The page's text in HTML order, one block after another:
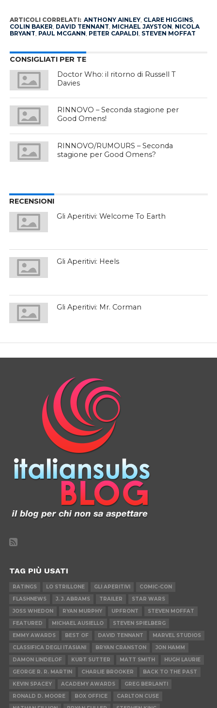
ARTICOLI CORRELATI: ANTHONY AINLEY, CLARE HIGGINS,
COLIN BAKER, DAVID TENNANT, MICHAEL JAYSTON, NICOLA
BRYANT, PAUL MCGANN, PETER CAPALDI, STEVEN MOFFAT
CONSIGLIATI PER TE
Doctor Who: il ritorno di Russell T
Davies
RINNOVO – Seconda stagione per
Good Omens!
RINNOVO/RUMOURS – Seconda
stagione per Good Omens?
RECENSIONI
Gli Aperitivi: Welcome To Earth
Gli Aperitivi: Heels
Gli Aperitivi: Mr. Corman
TAG PIÙ USATI
RATINGS LO STRILLONE GLI APERITIVI
COMIC-CON
FLASHNEWS
J. J. ABRAMS TRAILER
STAR WARS
JOSS WHEDON
RYAN MURPHY UPFRONT
STEVEN MOFFAT
FEATURED
MICHAEL AUSIELLO
STEVEN SPIELBERG
EMMY AWARDS
BEST OF DAVID TENNANT
MARVEL STUDIOS
CLASSIFICA DEGLI ITASIANI
BRYAN CRANSTON
JON HAMM
DAMON LINDELOF
KURT SUTTER MATT SMITH
HUGH LAURIE
GEORGE R. R. MARTIN
CHARLIE BROOKER
BACK TO THE PAST
KEVIN SPACEY
ACADEMY AWARDS
GREG BERLANTI
RONALD D. MOORE
BOX OFFICE
CARLTON CUSE